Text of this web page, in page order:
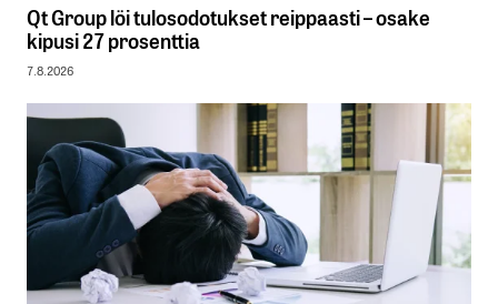
Qt Group löi tulosodotukset reippaasti – osake
kipusi 27 prosenttia
7.8.2026